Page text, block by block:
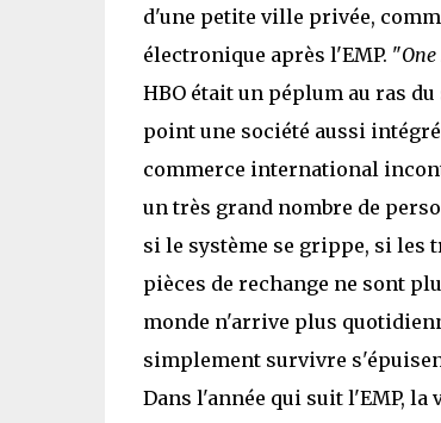
d'une petite ville privée,
électronique après l'EMP. "
HBO était un péplum au ras
point une société aussi
commerce international
un très grand nombre de
si le système se grippe, si les
pièces de rechange ne sont
monde n'arrive plus
simplement survivre
Dans l'année qui suit l'EMP,